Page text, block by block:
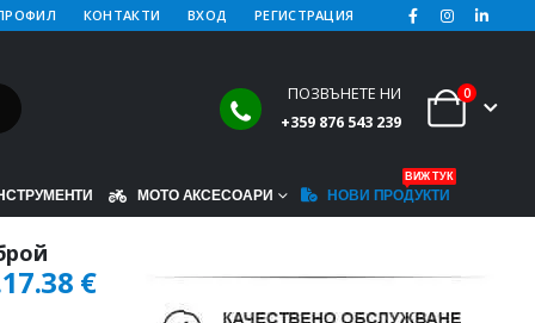
КОНТАКТИ ВХОД РЕГИСТРАЦИЯ
ПОЗВЪНЕТЕ НИ
+359 876 543 239
0
МОТО АКСЕСОАРИ НОВИ ПРОДУКТИ
ВИЖ ТУК
17.38 €